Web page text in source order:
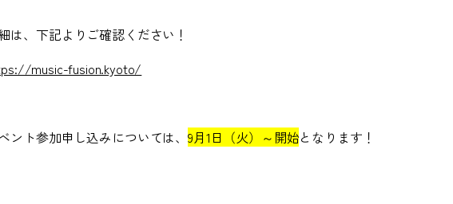
は、下記よりご確認ください！
music-fusion.kyoto/
ント参加申し込みについては、9月1 日（火）～開始となります！